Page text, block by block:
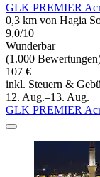
GLK PREMIER
0,3 km von Hagia
9,0/10
Wunderbar
(1.000
107 €
inkl. Steuern &
12. Aug.–13. Aug.
GLK PREMIER